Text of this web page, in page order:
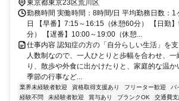
前駅」より徒歩2分
東京都東京23区荒川区
勤務時間 実働時間：8時間/日 平均勤務日数：1
日 【早番】7:15～16:15（休憩60分） 【日勤
分） 【遅番】10:00～19:00（休憩...
仕事内容 認知症の方の「自分らしい生活」を
人数制なので、一人ひとりと歩幅を合わせ、
り、散歩や外食に出かけたりと、家庭的な温か
季節の行事など...
業界未経験者歓迎 資格取得支援あり フリーター歓迎 バ
経験不問
未経験者歓迎 賞与あり ブランクOK 交通費